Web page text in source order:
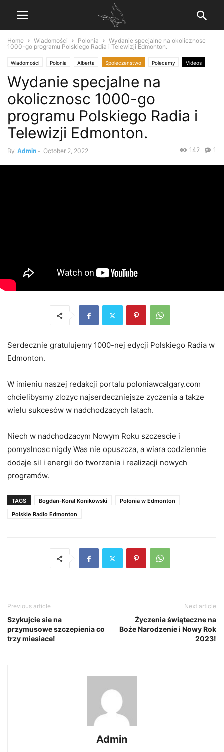
Home Wiadomości Polonia
Wydanie specjalne na okolicznosc
1000-go programu Polskiego Radia i Telewizji Edmonton.
Wiadomości Polonia Alberta Spoleczenstwo Polecamy Videos
Polonijne z Calgary
Wydanie specjalne na
okolicznosc 1000-go
programu Polskiego Radia i
Telewizji Edmonton.
By Admin - October 2, 2022 1
142
Serdecznie gratulujemy 1000-nej edycji Polskiego Radia w
Edmonton.
W imieniu naszej redakcji portalu poloniawcalgary.com
chcielibysmy zlozyc najserdeczniejsze zyczenia a takze
wielu sukcesów w nadchodzacych latach.
Niech w nadchodzacym Nowym Roku szczescie i
pomyslnosc nigdy Was nie opuszcza, a wiara codziennie
dodaje sil i energii do tworzenia i realizacji nowych
programów.
TAGS Bogdan-Koral Konikowski
Polonia w Edmonton
Polskie Radio Edmonton
Previous article
Szykujcie sie na
przymusowe szczepienia co
trzy miesiace!
Next article
Życzenia świąteczne na
Boże Narodzenie i Nowy Rok
2023!
Admin